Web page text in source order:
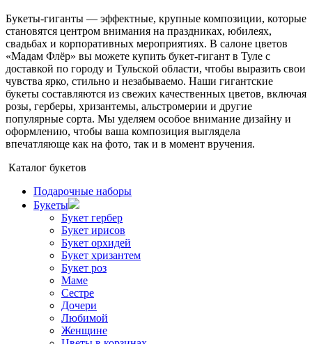
Букеты-гиганты — эффектные, крупные композиции, которые
становятся центром внимания на праздниках, юбилеях,
свадьбах и корпоративных мероприятиях. В салоне цветов
«Мадам Флёр» вы можете купить букет-гигант в Туле с
доставкой по городу и Тульской области, чтобы выразить свои
чувства ярко, стильно и незабываемо. Наши гигантские
букеты составляются из свежих качественных цветов, включая
розы, герберы, хризантемы, альстромерии и другие
популярные сорта. Мы уделяем особое внимание дизайну и
оформлению, чтобы ваша композиция выглядела
впечатляюще как на фото, так и в момент вручения.
Каталог букетов
Подарочные наборы
Букеты
Букет гербер
Букет ирисов
Букет орхидей
Букет хризантем
Букет роз
Маме
Сестре
Дочери
Любимой
Женщине